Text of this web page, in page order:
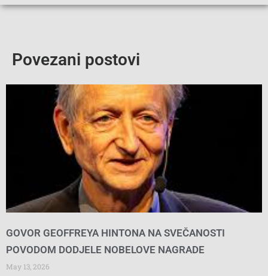
Povezani postovi
GOVOR GEOFFREYA HINTONA NA SVEČANOSTI
POVODOM DODJELE NOBELOVE NAGRADE
May 13, 2026